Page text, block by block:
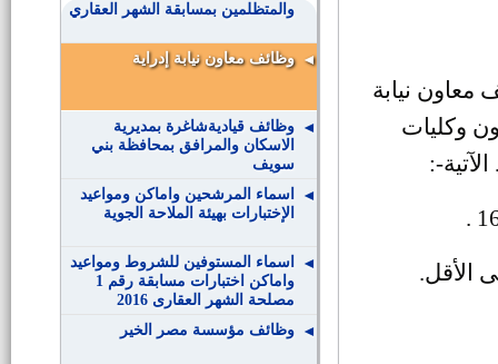
معاون نيابة
وكليات
:-
الأقل.
والمتظلمين بمسابقة الشهر العقاري
وظائف معاون نيابة إدراية
وظائف قياديةشاغرة بمديرية
الاسكان والمرافق بمحافظة بني
سويف
اسماء المرشحين واماكن ومواعيد
الإختبارات بهيئة الملاحة الجوية
اسماء المستوفين للشروط ومواعيد
واماكن اختبارات مسابقة رقم 1
مصلحة الشهر العقارى 2016
وظائف مؤسسة مصر الخير